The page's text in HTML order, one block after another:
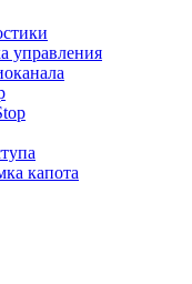
управления
капота